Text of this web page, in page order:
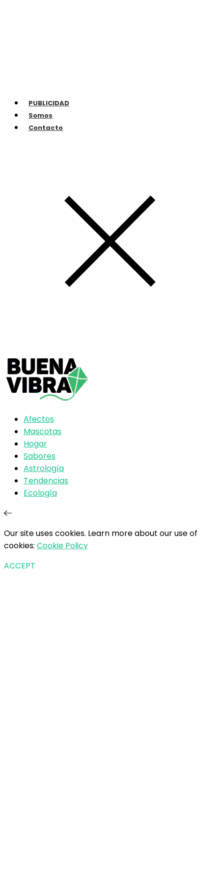
PUBLICIDAD
Somos
Contacto
Afectos
Mascotas
Hogar
Sabores
Astrología
Tendencias
Ecología
Our site uses cookies. Learn more about our use of
cookies: Cookie Policy
ACCEPT